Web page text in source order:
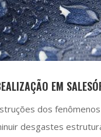
EM
dos
desgastes